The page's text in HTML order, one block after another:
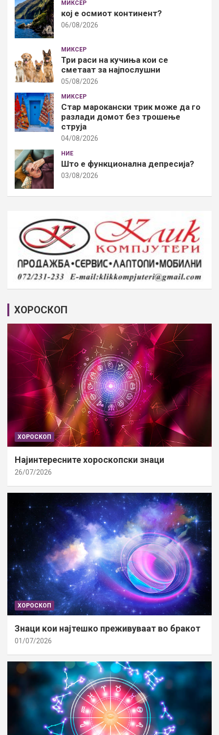
МИКСЕР
кој е осмиот континент?
06/08/2026
МИКСЕР
Три раси на кучиња кои се
сметаат за најпослушни
05/08/2026
МИКСЕР
Стар марокански трик може да го
разлади домот без трошење
струја
04/08/2026
НИЕ
Што е функционална депресија?
03/08/2026
ХОРОСКОП
ХОРОСКОП
Најинтересните хороскопски знаци
26/07/2026
ХОРОСКОП
Знаци кои најтешко преживуваат во бракот
01/07/2026